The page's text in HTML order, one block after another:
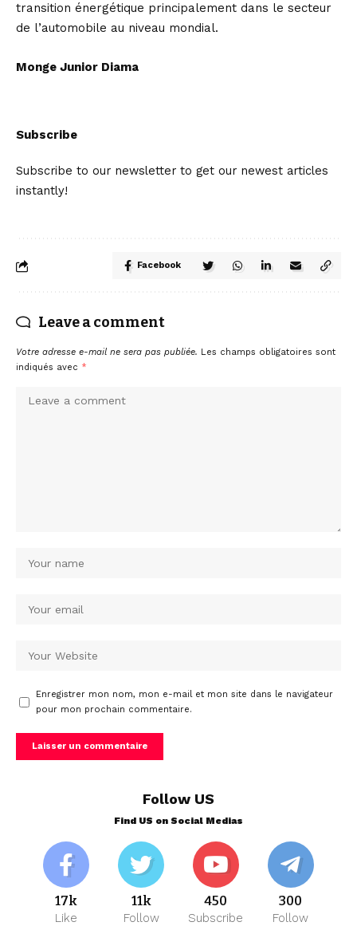
transition énergétique principalement dans le secteur
de l’automobile au niveau mondial.
Monge Junior Diama
Subscribe
Subscribe to our newsletter to get our newest articles
instantly!
Facebook
Leave a comment
Votre adresse e-mail ne sera pas publiée. Les champs obligatoires sont
indiqués avec *
Enregistrer mon nom, mon e-mail et mon site dans le navigateur
pour mon prochain commentaire.
Follow US
Find US on Social Medias
17k
Like
11k
Follow
450
Subscribe
300
Follow